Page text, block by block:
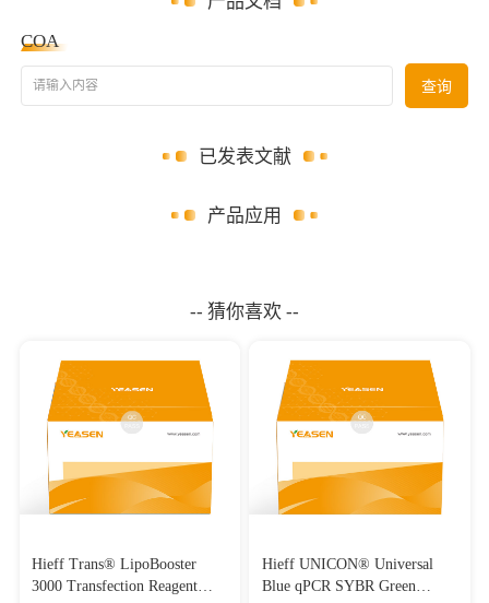
COA
请输入内容 查询
已发表文献
产品应用
-- 猜你喜欢 --
Hieff Trans® LipoBooster
3000 Transfection Reagent
Hieff UNICON® Universal
Blue qPCR SYBR Green